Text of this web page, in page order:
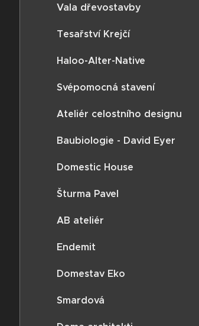
Vala dřevostavby
Tesařství Krejčí
Haloo-Alter-Native
Svépomocná stavení
Ateliér celostního designu
Baubiologie - David Eyer
Domestic House
Šturma Pavel
AB ateliér
Endemit
Domestav Eko
Smardová